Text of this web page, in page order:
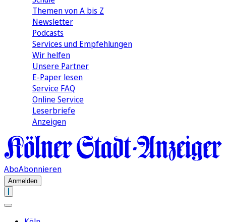
Themen von A bis Z
Newsletter
Podcasts
Services und Empfehlungen
Wir helfen
Unsere Partner
E-Paper lesen
Service FAQ
Online Service
Leserbriefe
Anzeigen
AboAbonnieren
Anmelden